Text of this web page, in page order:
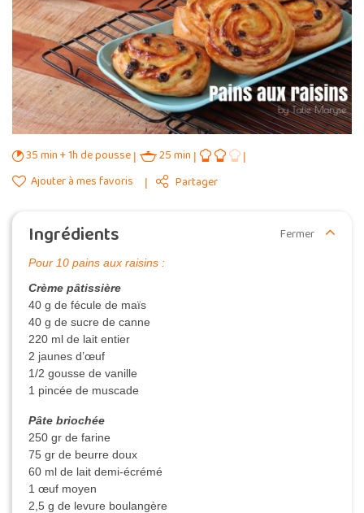
35 min + 1h de pousse
25 min
Ajouter à mes favoris
Partager
Ingrédients Fermer
Pour 10 pains aux raisins :
Crème pâtissière
40 g de fécule de maïs
40 g de sucre de canne
220 ml de lait entier
2 jaunes d’œuf
1/2 gousse de vanille
1 pincée de muscade
Pâte briochée
250 gr de farine
75 gr de beurre doux
60 ml de lait demi-écrémé
1 œuf moyen
2,5 g de levure boulangère